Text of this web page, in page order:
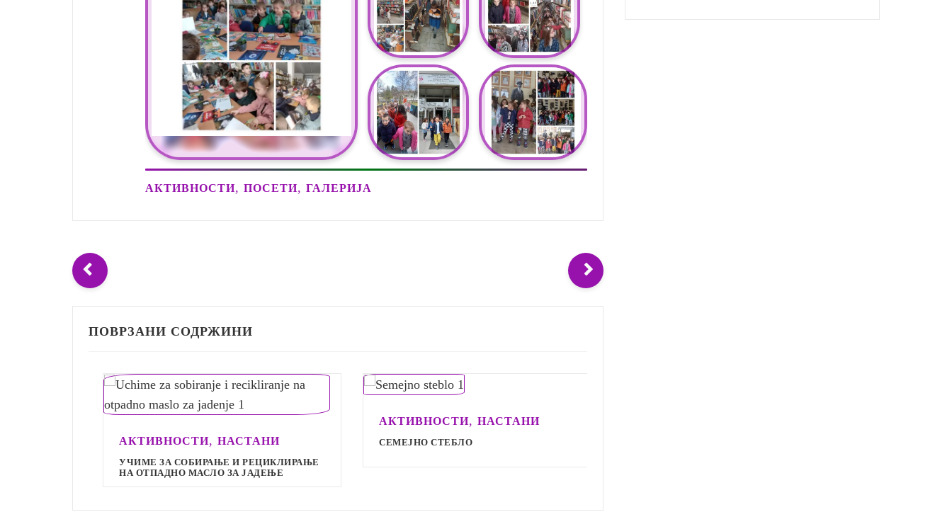
АКТИВНОСТИ, ПОСЕТИ, ГАЛЕРИЈА
ПОВРЗАНИ СОДРЖИНИ
АКТИВНОСТИ,НАСТАНИ
УЧИМЕ ЗА СОБИРАЊЕ И РЕЦИКЛИРАЊЕ
НА ОТПАДНО МАСЛО ЗА ЈАДЕЊЕ
АКТИВНОСТИ,НАСТАНИ
СЕМЕЈНО СТЕБЛО